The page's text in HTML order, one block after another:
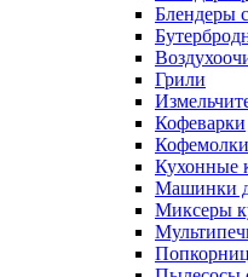
Блендеры
Грили
Кофеварки
Кофемолки
Кухонные
Машинки
Миксеры